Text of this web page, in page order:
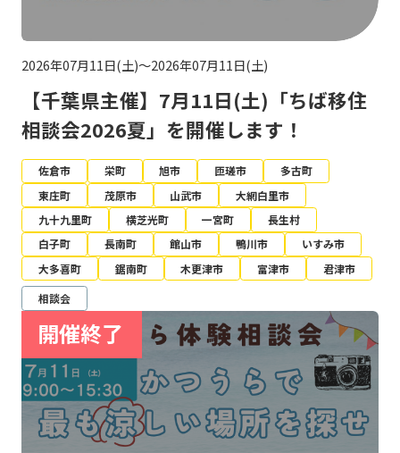
2026年07月11日(土)～2026年07月11日(土)
【千葉県主催】7月11日(土)「ちば移住
相談会2026夏」を開催します！
佐倉市 栄町 旭市 匝瑳市
多古町
東庄町
茂原市 山武市
大網白里市
九十九里町
横芝光町 一宮町
長生村
白子町
長南町 館山市 鴨川市
いすみ市
大多喜町
鋸南町 木更津市 富津市
君津市
相談会